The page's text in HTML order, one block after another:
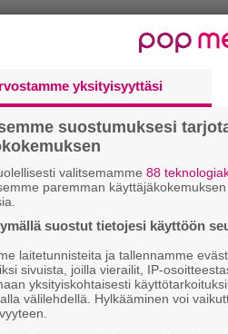
yksityisyyttäsi
suostumuksesi
valitsemamme 88
paremman
suostut tietojesi käyttöön
laitetunnisteita ja tallennamme
sivuista, joilla vierailit, IP-
yksityiskohtaisesti
välilehdellä. Hylkääminen voi